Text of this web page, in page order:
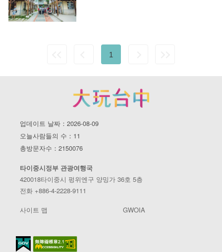
1
업데이트 날짜：2026-08-09
오늘사람들의 수：11
총방문자수：2150076
타이중시정부 관광여행국
420018타이중시 펑위엔구 양밍가 36호 5층
전화 +886-4-2228-9111
사이트 맵 GWOIA